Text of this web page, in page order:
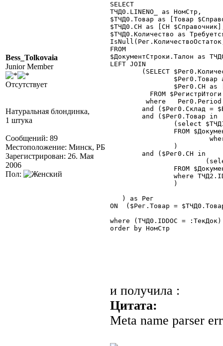
Bess_Tolkovaia
Junior Member
Отсутствует
Натуральная блондинка,
1 штука
Сообщений: 89
Местоположение: Минск, РБ
Зарегистрирован: 26. Мая
2006
Пол:
SELECT
ТЧД0.LINENO_ as НомСтр,
$ТЧД0.Товар as [Товар
$ТЧД0.СН as [СН
$ТЧД0.Количество as
FROM
$ДокументСтроки.Талон as
LEFT JOIN
   ) as Рег
ON  ($Рег.Товар =
where (ТЧД0.IDDOC = :ТекДок)
order by НомСтр
и получила :
Цитата:
Meta name parser